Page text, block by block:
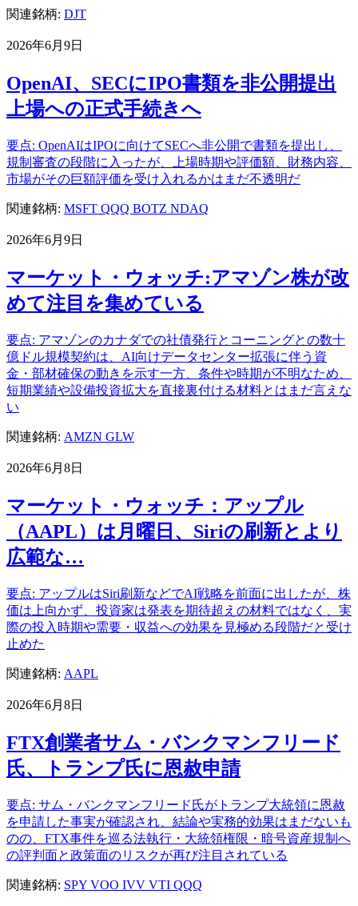
関連銘柄: DJT
2026年6月9日
OpenAI、SECにIPO書類を非公開提出
上場への正式手続きへ
要点: OpenAIはIPOに向けてSECへ非公開で書類を提出し、
規制審査の段階に入ったが、上場時期や評価額、財務内容、
市場がその巨額評価を受け入れるかはまだ不透明だ
関連銘柄: MSFT QQQ BOTZ NDAQ
2026年6月9日
マーケット・ウォッチ:アマゾン株が改
めて注目を集めている
要点: アマゾンのカナダでの社債発行とコーニングとの数十
億ドル規模契約は、AI向けデータセンター拡張に伴う資
金・部材確保の動きを示す一方、条件や時期が不明なため、
短期業績や設備投資拡大を直接裏付ける材料とはまだ言えな
い
関連銘柄: AMZN GLW
2026年6月8日
マーケット・ウォッチ：アップル
（AAPL）は月曜日、Siriの刷新とより
広範な…
要点: アップルはSiri刷新などでAI戦略を前面に出したが、株
価は上向かず、投資家は発表を期待超えの材料ではなく、実
際の投入時期や需要・収益への効果を見極める段階だと受け
止めた
関連銘柄: AAPL
2026年6月8日
FTX創業者サム・バンクマンフリード
氏、トランプ氏に恩赦申請
要点: サム・バンクマンフリード氏がトランプ大統領に恩赦
を申請した事実が確認され、結論や実務的効果はまだないも
のの、FTX事件を巡る法執行・大統領権限・暗号資産規制へ
の評判面と政策面のリスクが再び注目されている
関連銘柄: SPY VOO IVV VTI QQQ